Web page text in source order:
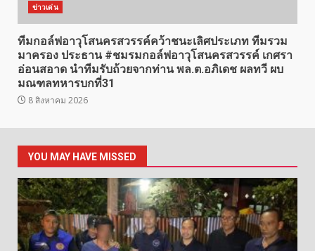
ข่าวเด่น
ทีมกอล์ฟอาวุโสนครสวรรค์คว้าชนะเลิศประเภท ทีมรวม
มาครอง ประธาน #ชมรมกอล์ฟอาวุโสนครสวรรค์ เกศรา
อ่อนสอาด นำทีมรับถ้วยจากท่าน พล.ต.อภิเดช ผลทวี ผบ
มณฑลทหารบกที่31
8 สิงหาคม 2026
YOU MAY HAVE MISSED